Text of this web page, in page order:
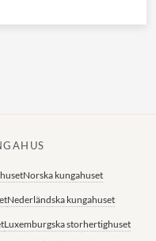
Norska kungahuset
Nederländska kungahuset
Luxemburgska storhertighuset